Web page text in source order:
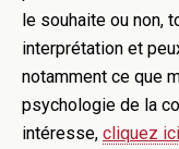
le souhaite ou non,
interprétation et
notamment ce que
psychologie de la
intéresse, cliquez ici